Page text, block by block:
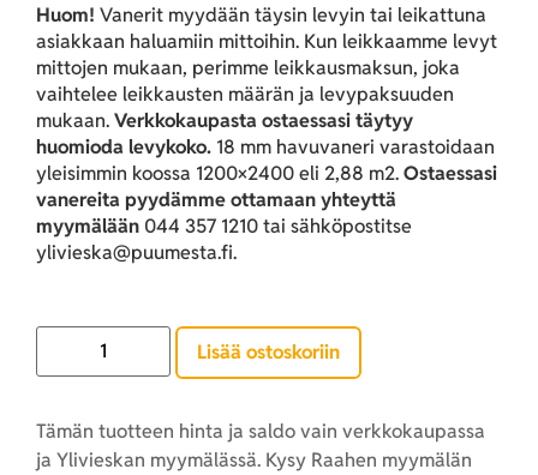
Huom! Vanerit myydään täysin levyin tai leikattuna
asiakkaan haluamiin mittoihin. Kun leikkaamme levyt
mittojen mukaan, perimme leikkausmaksun, joka
vaihtelee leikkausten määrän ja levypaksuuden
mukaan.Verkkokaupasta ostaessasi täytyy
huomioda levykoko. 18 mm havuvaneri varastoidaan
yleisimmin koossa 1200×2400 eli 2,88 m2.Ostaessasi
vanereita pyydämme ottamaan yhteyttä
myymälään 044 357 1210 tai sähköpostitse
ylivieska@puumesta.fi.
Lisää ostoskoriin
Tämän tuotteen hinta ja saldo vain verkkokaupassa
ja Ylivieskan myymälässä. Kysy Raahen myymälän